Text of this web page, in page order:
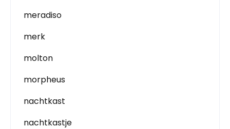
meradiso
merk
molton
morpheus
nachtkast
nachtkastje